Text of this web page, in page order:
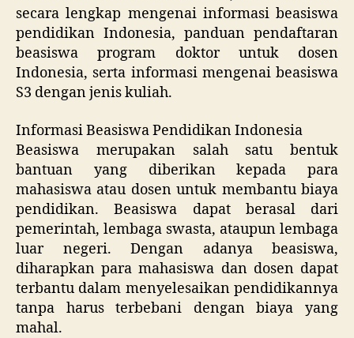
secara lengkap mengenai informasi beasiswa
pendidikan Indonesia, panduan pendaftaran
beasiswa program doktor untuk dosen
Indonesia, serta informasi mengenai beasiswa
S3 dengan jenis kuliah.
Informasi Beasiswa Pendidikan Indonesia
Beasiswa merupakan salah satu bentuk
bantuan yang diberikan kepada para
mahasiswa atau dosen untuk membantu biaya
pendidikan. Beasiswa dapat berasal dari
pemerintah, lembaga swasta, ataupun lembaga
luar negeri. Dengan adanya beasiswa,
diharapkan para mahasiswa dan dosen dapat
terbantu dalam menyelesaikan pendidikannya
tanpa harus terbebani dengan biaya yang
mahal.